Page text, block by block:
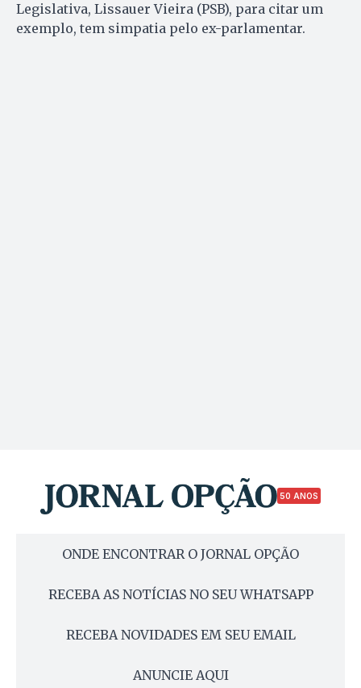
Legislativa, Lissauer Vieira (PSB), para citar um
exemplo, tem simpatia pelo ex-parlamentar.
50 ANOS
ONDE ENCONTRAR O JORNAL OPÇÃO
RECEBA AS NOTÍCIAS NO SEU WHATSAPP
RECEBA NOVIDADES EM SEU EMAIL
ANUNCIE AQUI